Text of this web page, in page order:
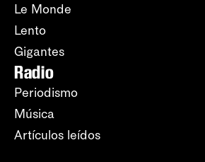
Le Monde
Lento
Gigantes
Radio
Periodismo
Música
Artículos leídos